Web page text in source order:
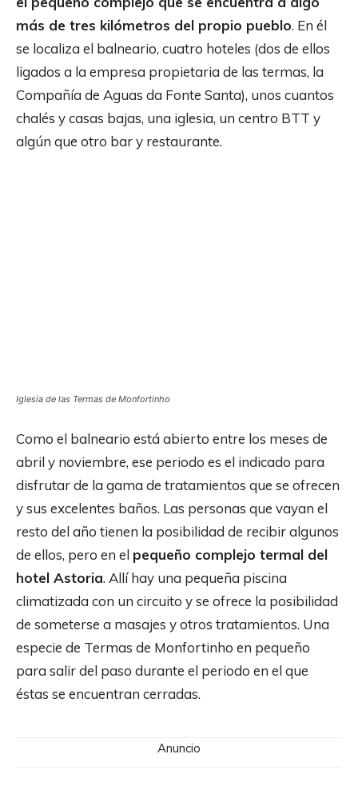
más de tres kilómetros del propio pueblo. En él
se localiza el balneario, cuatro hoteles (dos de ellos
ligados a la empresa propietaria de las termas, la
Compañía de Aguas da Fonte Santa), unos cuantos
chalés y casas bajas, una iglesia, un centro BTT y
algún que otro bar y restaurante.
Iglesia de las Termas de Monfortinho
Como el balneario está abierto entre los meses de
abril y noviembre, ese periodo es el indicado para
disfrutar de la gama de tratamientos que se ofrecen
y sus excelentes baños. Las personas que vayan el
resto del año tienen la posibilidad de recibir algunos
de ellos, pero en el pequeño complejo termal del
hotel Astoria. Allí hay una pequeña piscina
climatizada con un circuito y se ofrece la posibilidad
de someterse a masajes y otros tratamientos. Una
especie de Termas de Monfortinho en pequeño
para salir del paso durante el periodo en el que
éstas se encuentran cerradas.
Anuncio